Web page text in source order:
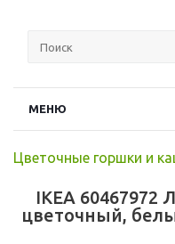
МЕНЮ
Цветочные горшки и
IKEA
цветочный,